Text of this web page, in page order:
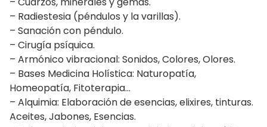
– Radiestesia (péndulos y la varillas).
– Sanación con péndulo.
– Cirugía psíquica.
– Armónico vibracional: Sonidos, Colores, Olores.
– Bases Medicina Holística: Naturopatía,
Homeopatía, Fitoterapia…
– Alquimia: Elaboración de esencias, elixires, tinturas.
Aceites, Jabones, Esencias.